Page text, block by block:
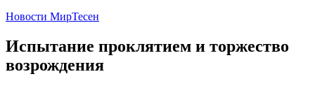
Новости МирТесен
Испытание проклятием и торжество
возрождения